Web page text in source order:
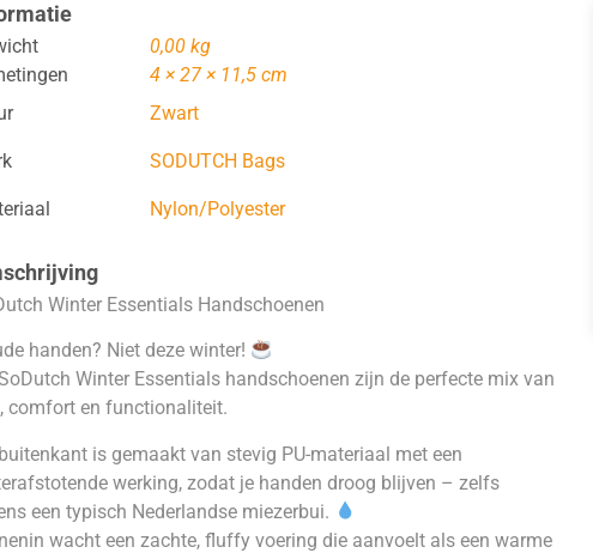
0,00 kg
4 × 27 × 11,5 cm
Zwart
SODUTCH Bags
Nylon/Polyester
Winter Essentials Handschoenen
handen? Niet deze winter!
Winter Essentials handschoenen zijn de perfecte mix van
comfort en functionaliteit.
is gemaakt van stevig PU-materiaal met een
werking, zodat je handen droog blijven – zelfs
een typisch Nederlandse miezerbui.
wacht een zachte, fluffy voering die aanvoelt als een warme